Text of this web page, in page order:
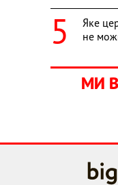
Яке
не
МИ